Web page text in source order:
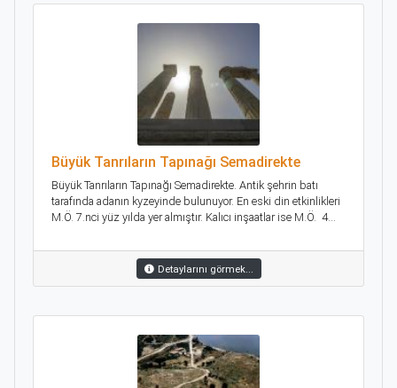
Büyük Tanrıların Tapınağı Semadirekte
Büyük Tanrıların Tapınağı Semadirekte. Antik şehrin batı
tarafında adanın kyzeyinde bulunuyor. En eski din etkinlikleri
M.Ö. 7.nci yüz yılda yer almıştır. Kalıcı inşaatlar ise M.Ö. 4...
Detaylarını görmek...